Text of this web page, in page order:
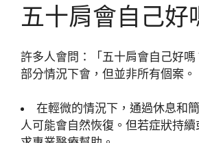
五十肩會自己好
許多人會問：「五十肩會自己好
部分情況下會，但並非所有個案。
在輕微的情況下，通過休息和
人可能會自然恢復。但若症狀持